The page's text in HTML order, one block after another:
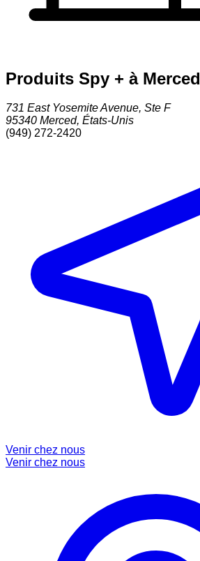
Produits Spy + à Merced
731 East Yosemite Avenue, Ste F
95340 Merced, États-Unis
(949) 272-2420
Venir chez nous
Venir chez nous